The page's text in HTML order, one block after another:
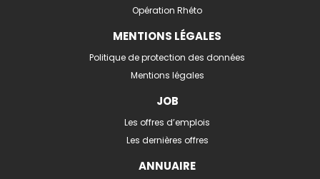
Opération Rhéto
MENTIONS LÉGALES
Politique de protection des données
Mentions légales
JOB
Les offres d’emplois
Les dernières offres
ANNUAIRE